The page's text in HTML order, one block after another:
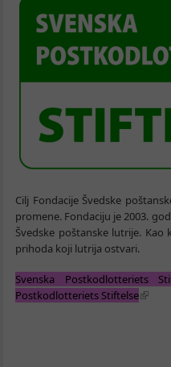
Cilj Fondacije Švedske
promene. Fondaciju je 2003.
Švedske poštanske lutrije. Kao
prihoda koji lutrija ostvari.
Svenska Postkodlotteriets
Postkodlotteriets Stiftelse